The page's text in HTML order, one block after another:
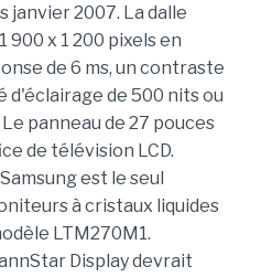
janvier 2007. La dalle
x 1 200 pixels en
de 6 ms, un contraste
d'éclairage de 500 nits ou
panneau de 27 pouces
de télévision LCD.
est le seul
à cristaux liquides
LTM270M1.
Display devrait